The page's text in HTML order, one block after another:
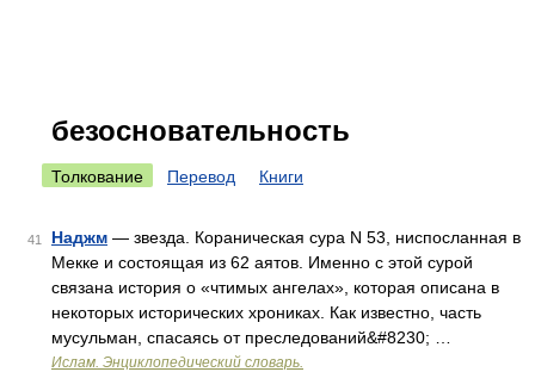
безосновательность
Толкование Перевод Книги
41 Наджм — звезда. Кораническая сура N 53, ниспосланная в
Мекке и состоящая из 62 аятов. Именно с этой сурой
связана история о «чтимых ангелах», которая описана в
некоторых исторических хрониках. Как известно, часть
мусульман, спасаясь от преследований&#8230; …
Ислам. Энциклопедический словарь.